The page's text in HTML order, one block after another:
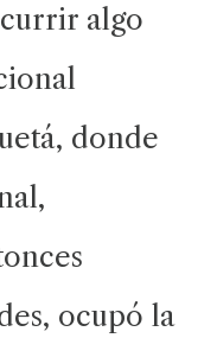
algo
donde
ocupó la